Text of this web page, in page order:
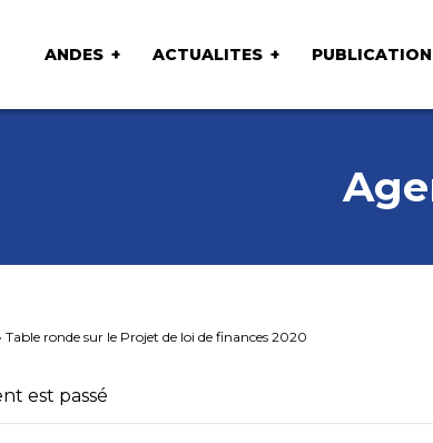
ANDES ACTUALITES
Table ronde sur le Projet de loi de finances 2020
est passé